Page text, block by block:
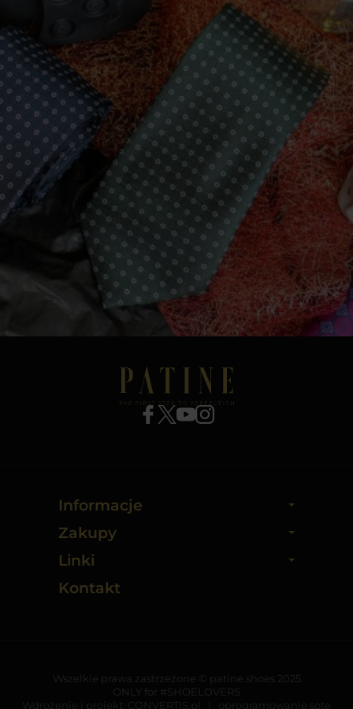
Informacje
Zakupy
Linki
Kontakt
Wszelkie prawa zastrzeżone © patine.shoes 2025
ONLY for #SHOELOVERS
Wdrożenie i projekt: CONVERTIS.pl oprogramowanie sote